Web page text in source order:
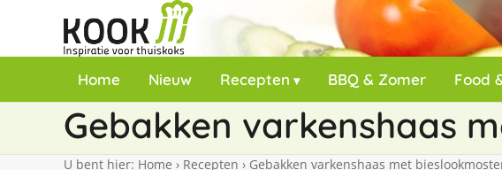
Home Nieuw Recepten BBQ & Zomer Food
Gebakken varkenshaas
U bent hier: Home › Recepten › Gebakken varkenshaas met